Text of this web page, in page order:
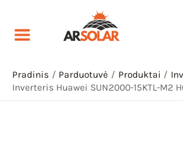
turinio
Pradinis Parduotuvė Produktai
Inverteris Huawei SUN2000-15KTL-M2